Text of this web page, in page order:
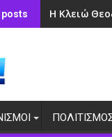
posts Η Κλειώ